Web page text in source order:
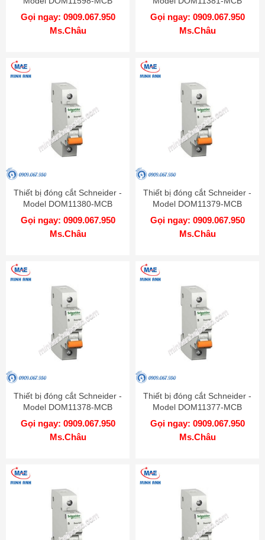
Gọi ngay: 0909.067.950
Ms.Châu
Gọi ngay: 0909.067.950
Ms.Châu
Thiết bị đóng cắt Schneider -
Model DOM11380-MCB
Gọi ngay: 0909.067.950
Ms.Châu
Thiết bị đóng cắt Schneider -
Model DOM11379-MCB
Gọi ngay: 0909.067.950
Ms.Châu
Thiết bị đóng cắt Schneider -
Model DOM11378-MCB
Gọi ngay: 0909.067.950
Ms.Châu
Thiết bị đóng cắt Schneider -
Model DOM11377-MCB
Gọi ngay: 0909.067.950
Ms.Châu